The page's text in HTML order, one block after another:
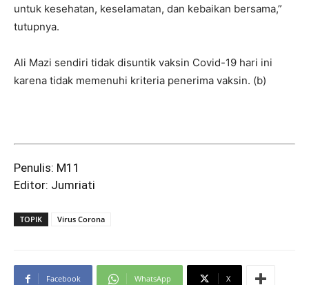
untuk kesehatan, keselamatan, dan kebaikan bersama,”
tutupnya.
Ali Mazi sendiri tidak disuntik vaksin Covid-19 hari ini
karena tidak memenuhi kriteria penerima vaksin. (b)
Penulis: M11
Editor: Jumriati
TOPIK Virus Corona
Facebook WhatsApp X